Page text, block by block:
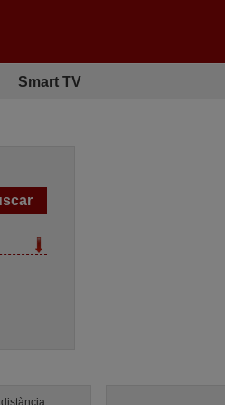
Smart TV